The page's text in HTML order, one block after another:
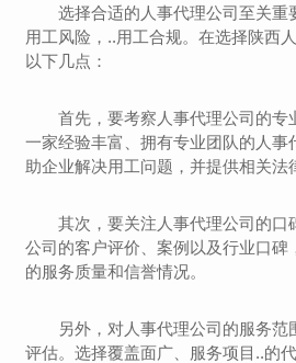
选择合适的人事代理公司至关重
用工风险，..用工合规。在选择陕西
以下几点：
首先，要考察人事代理公司的专
一家经验丰富、拥有专业团队的人事
助企业解决用工问题，并提供相关法
其次，要关注人事代理公司的口
公司的客户评价、案例以及行业口碑
的服务质量和信誉情况。
另外，对人事代理公司的服务范
评估。选择覆盖面广、服务项目..的